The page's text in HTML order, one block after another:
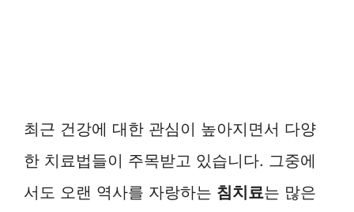
최근 건강에 대한 관심이 높아지면서 다양
한 치료법들이 주목받고 있습니다. 그중에
서도 오랜 역사를 자랑하는 침치료는 많은